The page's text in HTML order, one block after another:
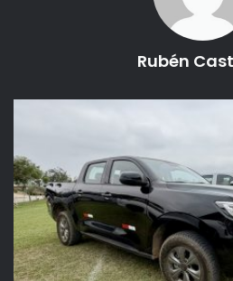
Rubén